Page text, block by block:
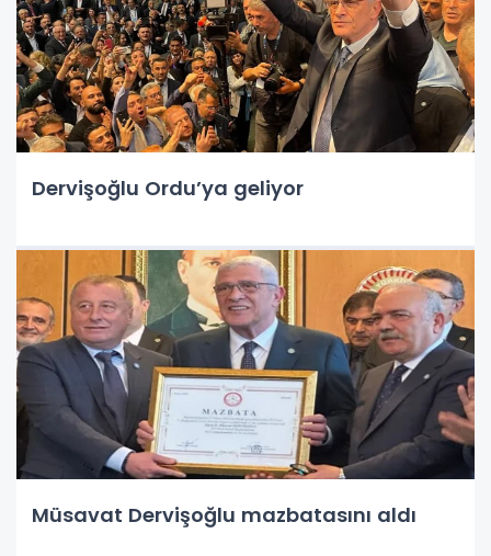
Dervişoğlu Ordu’ya geliyor
Müsavat Dervişoğlu mazbatasını aldı